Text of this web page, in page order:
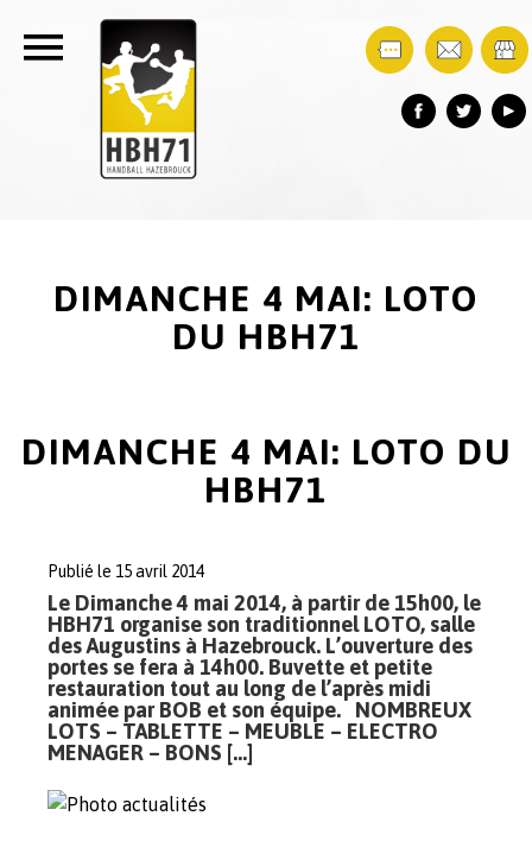
DIMANCHE 4 MAI: LOTO
DU HBH71
DIMANCHE 4 MAI: LOTO DU
HBH71
Publié le 15 avril 2014
Le Dimanche 4 mai 2014, à partir de 15h00, le
HBH71 organise son traditionnel LOTO, salle
des Augustins à Hazebrouck. L’ouverture des
portes se fera à 14h00. Buvette et petite
restauration tout au long de l’après midi
animée par BOB et son équipe. NOMBREUX
LOTS – TABLETTE – MEUBLE – ELECTRO
MENAGER – BONS […]